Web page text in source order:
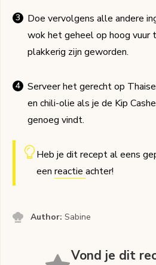
Doe vervolgens alle andere
wok het geheel op hoog vuur
plakkerig zijn geworden.
Serveer het gerecht op
en chili-olie als je de Kip
genoeg vindt.
Heb je dit recept al eens
een reactie achter!
Author:Sabine
Vond je dit